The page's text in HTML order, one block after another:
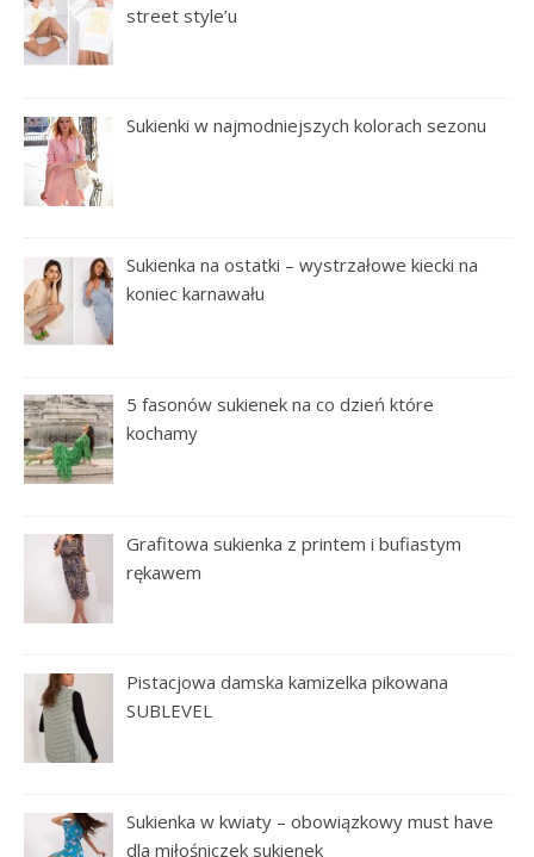
street style’u
Sukienki w najmodniejszych kolorach sezonu
Sukienka na ostatki – wystrzałowe kiecki na
koniec karnawału
5 fasonów sukienek na co dzień które
kochamy
Grafitowa sukienka z printem i bufiastym
rękawem
Pistacjowa damska kamizelka pikowana
SUBLEVEL
Sukienka w kwiaty – obowiązkowy must have
dla miłośniczek sukienek